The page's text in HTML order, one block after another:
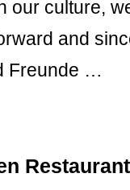
our culture,
and
Freunde …